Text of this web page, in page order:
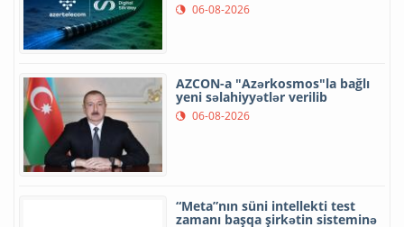
06-08-2026
AZCON-a "Azərkosmos"la bağlı
yeni səlahiyyətlər verilib
06-08-2026
“Meta”nın süni intellekti test
zamanı başqa şirkətin sisteminə